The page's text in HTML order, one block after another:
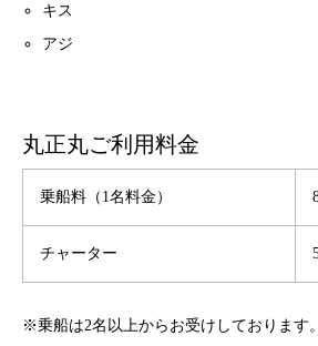
キス
アジ
丸正丸ご利用料金
乗船料（1名料金）
チャーター
※乗船は2名以上からお受けしております。